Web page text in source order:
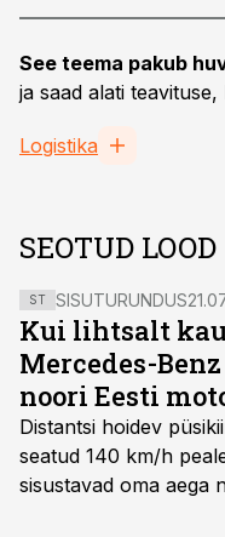
See teema pakub
ja saad alati
Logistika
SEOTUD LOOD
ST SISUTURUNDUS
Kui lihtsalt
Mercedes-
noori Eesti
Distantsi hoidev
seatud 140 km/h
sisustavad oma aega